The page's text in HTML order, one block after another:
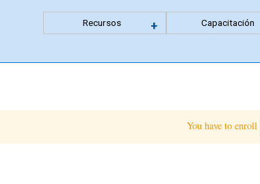
Recursos +ExpandirCapacitación
You have to enroll